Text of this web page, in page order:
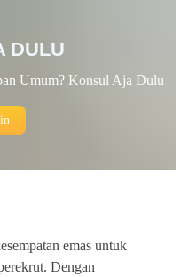
DULU
Umum? Konsul Aja Dulu
emas untuk
Dengan